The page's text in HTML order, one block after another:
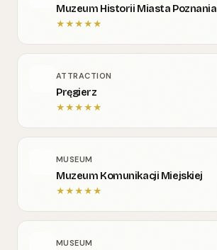
Muzeum Historii Miasta Poznania
★★★★★
ATTRACTION
Pręgierz
★★★★★
MUSEUM
Muzeum Komunikacji Miejskiej
★★★★★
MUSEUM